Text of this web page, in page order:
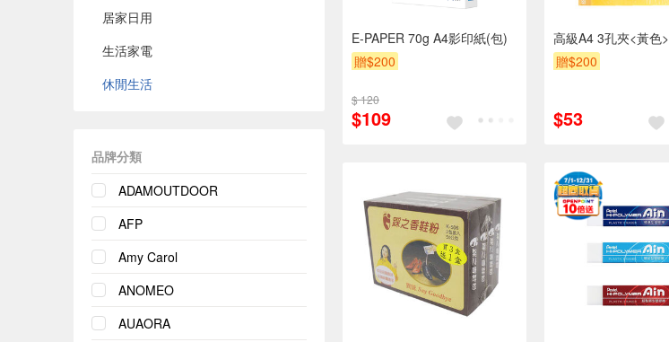
居家日用
生活家電
休閒生活
品牌分類
ADAMOUTDOOR
AFP
Amy Carol
ANOMEO
AUAORA
E-PAPER 70g A4影印紙(包)
贈$200
$ 120
$109
高級A4 3孔夾<黃色>
贈$200
$53